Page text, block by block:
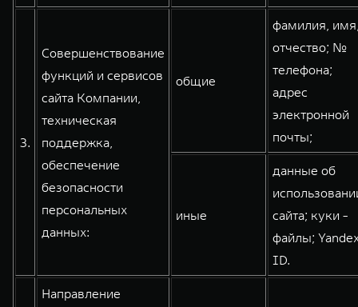
3.
Совершенствование
функций и сервисов
сайта Компании,
техническая
поддержка,
обеспечение
безопасности
персональных
данных:
общие
фамилия,
отчество; №
телефона;
адрес
электронной
почты;
иные
данные об
сайта; куки -
файлы;
ID.
Направление